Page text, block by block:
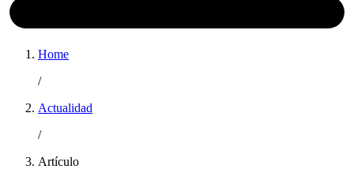
Home
/
Actualidad
/
Artículo